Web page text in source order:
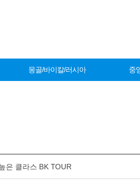
몽골/바이칼/러시아 중
은 클라스 BK TOUR